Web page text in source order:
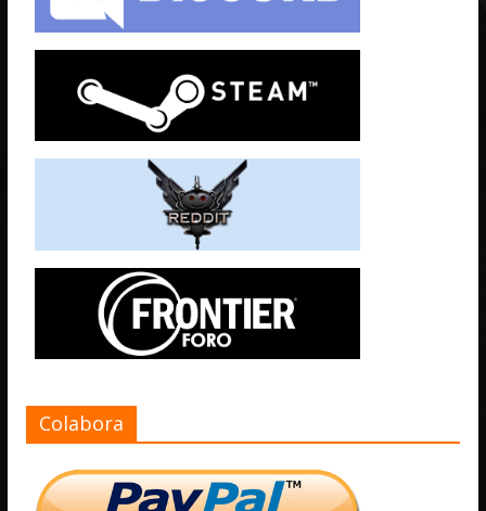
Colabora